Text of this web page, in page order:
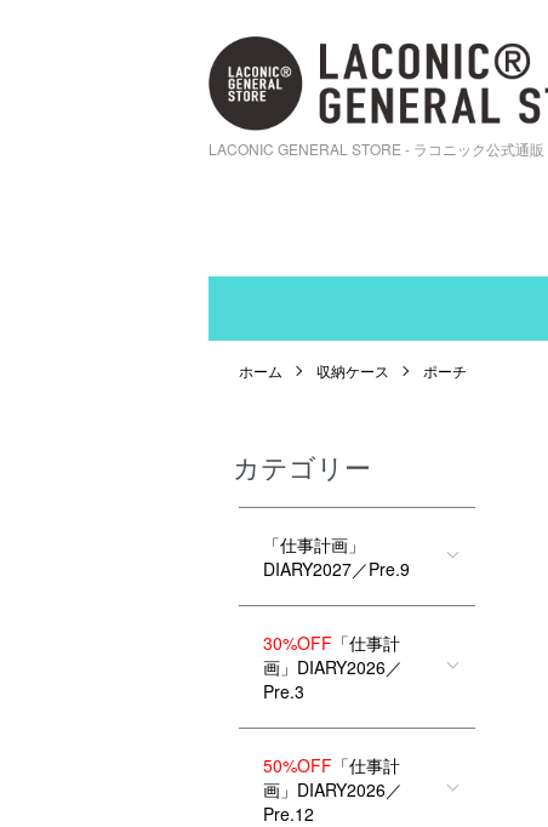
LACONIC GENERAL STORE - ラコニック公式通販
ホーム 収納ケース ポーチ
カテゴリー
「仕事計画」
DIARY2027／Pre.9
30%OFF 「仕事計
画」DIARY2026／
Pre.3
50%OFF 「仕事計
画」DIARY2026／
Pre.12